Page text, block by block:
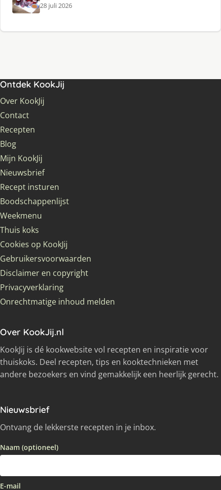
28 juli 2026
Ontdek KookJij
Over KookJij
Contact
Recepten
Blog
Mijn KookJij
Nieuwsbrief
Recept insturen
Boodschappenlijst
Weekmenu
Thuis koks
Cookies op KookJij
Gebruikersvoorwaarden
Disclaimer en copyright
Privacyverklaring
Onrechtmatige inhoud melden
Over KookJij.nl
KookJij is dé kookwebsite vol recepten en inspiratie voor
thuiskoks. Deel recepten, tips en kooktechnieken met
andere bezoekers en vind gemakkelijk een heerlijk gerecht.
Nieuwsbrief
Ontvang de lekkerste recepten in je inbox.
Naam (optioneel)
E-mail